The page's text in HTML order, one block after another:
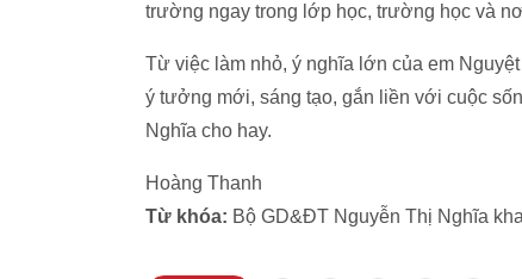
trường ngay trong lớp học, trường học và
Từ việc làm nhỏ, ý nghĩa lớn của em
ý tưởng mới, sáng tạo, gắn liền với cuộc
Nghĩa cho hay.
Hoàng Thanh
Từ khóa: Bộ GD&ĐT Nguyễn Thị Nghĩa